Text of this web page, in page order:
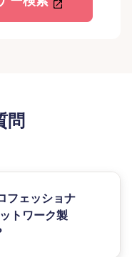
問
フェッショナ
トワーク製